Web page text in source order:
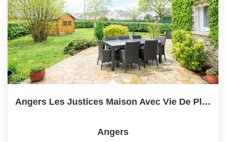
Angers Les Justices Maison Avec Vie De Plain-Pied
Angers